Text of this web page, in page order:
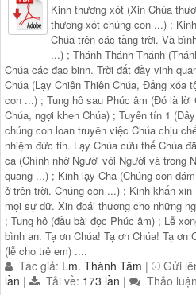
Kinh thương xót (Xin Chúa
thương xót chúng con ...) ;
Chúa trên các tầng trời. Và
...) ; Thánh Thánh Thánh
Chúa các đạo binh. Trời đất đầy vinh
Chúa (Lạy Chiên Thiên Chúa, Đấng xóa
con ...) ; Tung hô sau Phúc âm (Đó là lời
Chúa, ngợi khen Chúa) ; Tuyên tín 1
chúng con loan truyền việc Chúa chịu
nhiệm đức tin. Lạy Chúa cứu thế Chúa
ca (Chính nhờ Người với Người và trong
quang ...) ; Kinh lạy Cha (Chúng con
ở trên trời. Chúng con ...) ; Kinh khấn
mọi sự dữ. Xin đoái thương cho những
; Tung hô (đầu bài đọc Phúc âm) ; Lễ
bình an. Tạ ơn Chúa! Tạ ơn Chúa! Tạ ơn
(lễ cho trẻ em) ....
Tác giả: Lm. Thành Tâm | Gửi
lần | Tải về: 173 lần | Thảo